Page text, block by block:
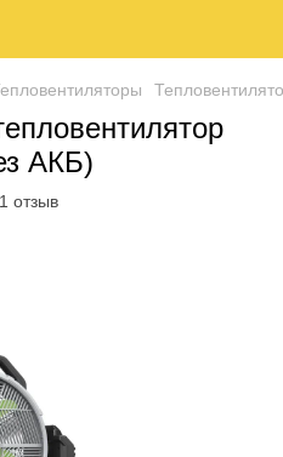
АКБ)
1 отзыв